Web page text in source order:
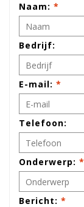
Naam: *
Bedrijf:
E-mail: *
Telefoon:
Onderwerp: *
Bericht: *